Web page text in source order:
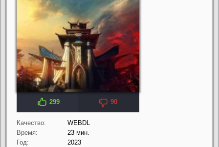
299 90
Качество:
WEBDL
Время:
23 мин.
Год:
2023